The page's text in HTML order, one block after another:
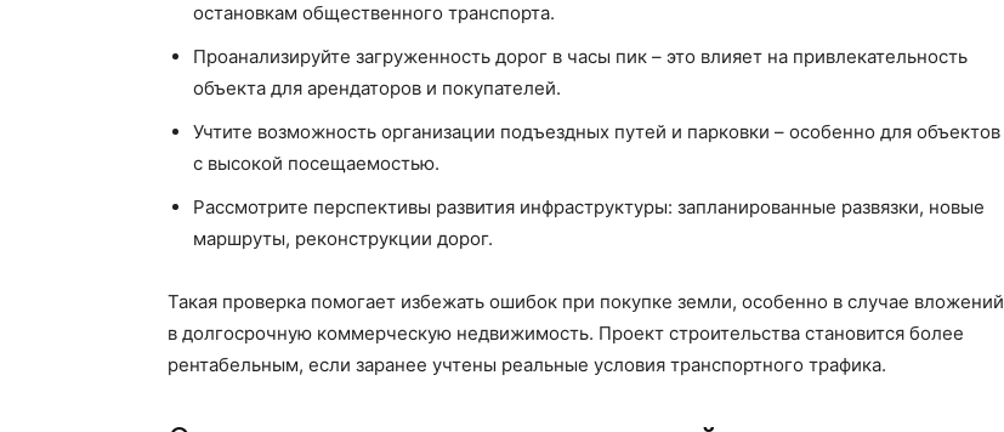
остановкам общественного транспорта.
Проанализируйте загруженность дорог в часы пик – это влияет на привлекательность
объекта для арендаторов и покупателей.
Учтите возможность организации подъездных путей и парковки – особенно для объектов
с высокой посещаемостью.
Рассмотрите перспективы развития инфраструктуры: запланированные развязки, новые
маршруты, реконструкции дорог.
Такая проверка помогает избежать ошибок при покупке земли, особенно в случае вложений
в долгосрочную коммерческую недвижимость. Проект строительства становится более
рентабельным, если заранее учтены реальные условия транспортного трафика.